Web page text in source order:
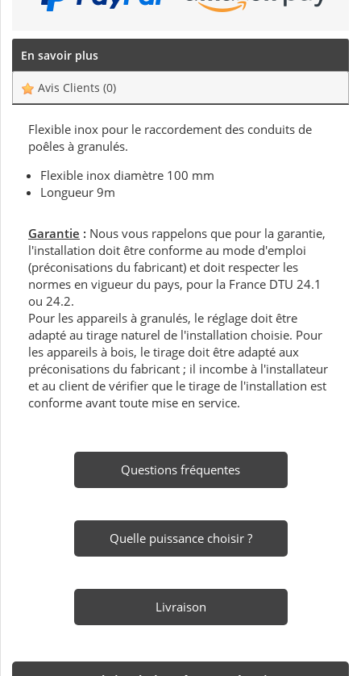
En savoir plus
Avis Clients (0)
Flexible inox pour le raccordement des conduits de
poêles à granulés.
Flexible inox diamètre 100 mm
Longueur 9m
Garantie : Nous vous rappelons que pour la garantie,
l'installation doit être conforme au mode d'emploi
(préconisations du fabricant) et doit respecter les
normes en vigueur du pays, pour la France DTU 24.1
ou 24.2.
Pour les appareils à granulés, le réglage doit être
adapté au tirage naturel de l'installation choisie. Pour
les appareils à bois, le tirage doit être adapté aux
préconisations du fabricant ; il incombe à l'installateur
et au client de vérifier que le tirage de l'installation est
conforme avant toute mise en service.
Questions fréquentes
Quelle puissance choisir ?
Livraison